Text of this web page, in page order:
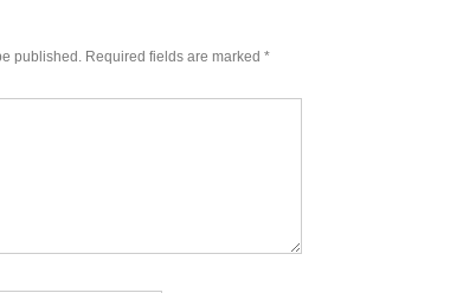
published. Required fields are marked *